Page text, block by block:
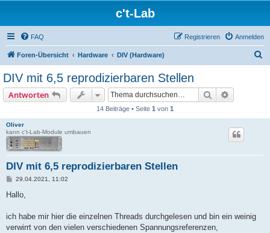
c't-Lab
FAQ Anmelden
Registrieren
Foren-Übersicht Hardware DIV (Hardware)
DIV mit 6,5 reprodizierbaren Stellen
Antworten Suche
14 Beiträge • Seite 1 von 1
Oliver
kann c't-Lab-Module umbauen
DIV mit 6,5 reprodizierbaren Stellen
B
i
a
29.04.2021, 11:02
Hallo,
ich habe mir hier die einzelnen Threads durchgelesen und bin ein weinig
verwirrt von den vielen verschiedenen Spannungsreferenzen,